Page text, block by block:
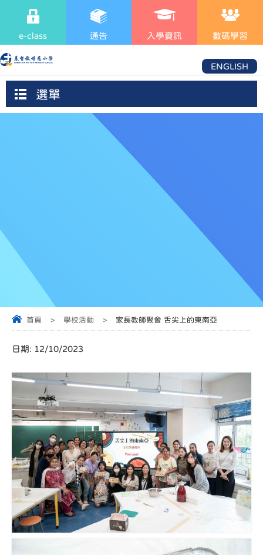
e-class 通告 入學資訊 數碼學習
ENGLISH
選單
首頁 > 學校活動 > 家長教師聚會 舌尖上的東南亞
日期: 12/10/2023